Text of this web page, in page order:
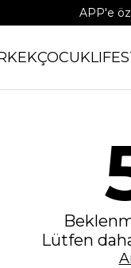
APP'e
ÇOCUK
Lütfen